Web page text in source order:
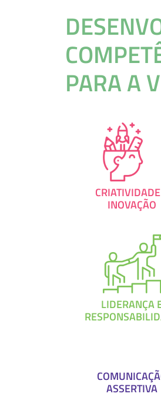
PARA A
INOVAÇÃO
LIDERANÇA
ASSERTIVA